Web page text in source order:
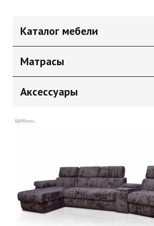
Каталог мебели
Матрасы
Аксессуары